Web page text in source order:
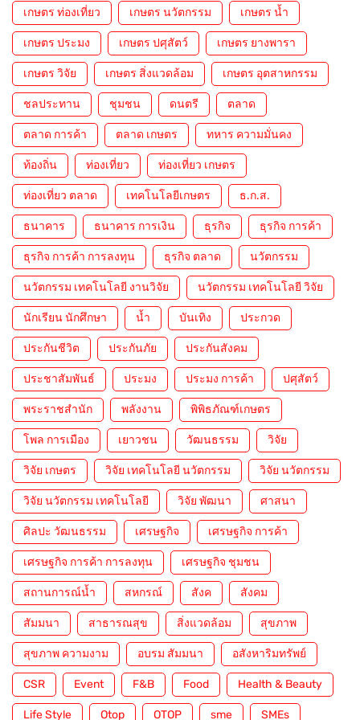
เกษตร ท่องเที่ยว เกษตร นวัตกรรม เกษตร น้ำ
เกษตร ประมง เกษตร ปศุสัตว์ เกษตร ยางพารา
เกษตร วิจัย เกษตร สิ่งแวดล้อม เกษตร อุตสาหกรรม
ชลประทาน ชุมชน ดนตรี ตลาด
ตลาด การค้า ตลาด เกษตร ทหาร ความมั่นคง
ท้องถิ่น ท่องเที่ยว ท่องเที่ยว เกษตร
ท่องเที่ยว ตลาด เทคโนโลยีเกษตร ธ.ก.ส.
ธนาคาร ธนาคาร การเงิน ธุรกิจ ธุรกิจ การค้า
ธุรกิจ การค้า การลงทุน ธุรกิจ ตลาด นวัตกรรม
นวัตกรรม เทคโนโลยี งานวิจัย นวัตกรรม เทคโนโลยี วิจัย
นักเรียน นักศึกษา น้ำ บันเทิง ประกวด
ประกันชีวิต ประกันภัย ประกันสังคม
ประชาสัมพันธ์ ประมง ประมง การค้า ปศุสัตว์
พระราชสำนัก พลังงาน พิพิธภัณฑ์เกษตร
โพล การเมือง เยาวชน วัฒนธรรม วิจัย
วิจัย เกษตร วิจัย เทคโนโลยี นวัตกรรม วิจัย นวัตกรรม
วิจัย นวัตกรรม เทคโนโลยี วิจัย พัฒนา ศาสนา
ศิลปะ วัฒนธรรม เศรษฐกิจ เศรษฐกิจ การค้า
เศรษฐกิจ การค้า การลงทุน เศรษฐกิจ ชุมชน
สถานการณ์น้ำ สหกรณ์ สังค สังคม
สัมมนา สาธารณสุข สิ่งแวดล้อม สุขภาพ
สุขภาพ ความงาม อบรม สัมมนา อสังหาริมทรัพย์
CSR Event F&B Food Health & Beauty
Life Style Otop OTOP sme SMEs